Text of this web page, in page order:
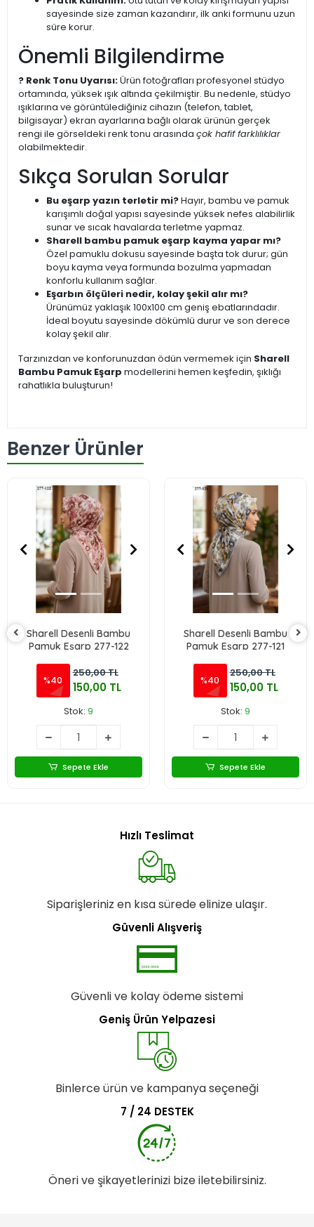
sayesinde size zaman kazandırır, ilk anki formunu uzun
süre korur.
Önemli Bilgilendirme
? Renk Tonu Uyarısı:Ürün fotoğrafları profesyonel stüdyo
ortamında, yüksek ışık altında çekilmiştir. Bu nedenle, stüdyo
ışıklarına ve görüntülediğiniz cihazın (telefon, tablet,
bilgisayar) ekran ayarlarına bağlı olarak ürünün gerçek
rengi ile görseldeki renk tonu arasında çok hafif farklılıklar
olabilmektedir.
Sıkça Sorulan Sorular
Bu eşarp yazın terletir mi?Hayır, bambu ve pamuk
karışımlı doğal yapısı sayesinde yüksek nefes alabilirlik
sunar ve sıcak havalarda terletme yapmaz.
Sharell bambu pamuk eşarp kayma yapar mı?
Özel pamuklu dokusu sayesinde başta tok durur; gün
boyu kayma veya formunda bozulma yapmadan
konforlu kullanım sağlar.
Eşarbın ölçüleri nedir, kolay şekil alır mı?
Ürünümüz yaklaşık 100x100 cm geniş ebatlarındadır.
İdeal boyutu sayesinde dökümlü durur ve son derece
kolay şekil alır.
Tarzınızdan ve konforunuzdan ödün vermemek için Sharell
Bambu Pamuk Eşarp modellerini hemen keşfedin, şıklığı
rahatlıkla buluşturun!
Benzer Ürünler
Sharell Desenli Bambu
Pamuk Eşarp 277-122
%40
250,00 TL
150,00 TL
Stok: 9
Sepete Ekle
Sharell Desenli Bambu
Pamuk Eşarp 277-121
%40
250,00 TL
150,00 TL
Stok: 9
Sepete Ekle
Hızlı Teslimat
Siparişleriniz en kısa sürede elinize ulaşır.
Güvenli Alışveriş
Güvenli ve kolay ödeme sistemi
Geniş Ürün Yelpazesi
Binlerce ürün ve kampanya seçeneği
7 / 24 DESTEK
Öneri ve şikayetlerinizi bize iletebilirsiniz.